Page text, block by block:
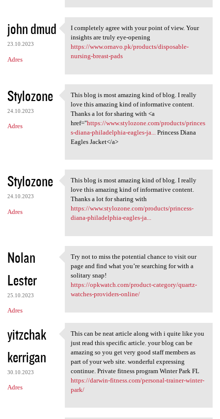
john dmud
23.10.2023
Adres
I completely agree with your
I completely agree with your point of view. Your
insights are truly eye-opening
https://www.ornavo.pk/products/disposable-
nursing-breast-pads
Stylozone
24.10.2023
Adres
This blog is most amazing
This blog is most amazing kind of blog. I really
love this amazing kind of informative content.
Thanks a lot for sharing with <a
href="https://www.stylozone.com/products/princes
s-diana-philadelphia-eagles-ja...
Princess Diana
Eagles Jacket</a>
Stylozone
24.10.2023
Adres
This blog is most amazing
This blog is most amazing kind of blog. I really
love this amazing kind of informative content.
Thanks a lot for sharing with
https://www.stylozone.com/products/princess-
diana-philadelphia-eagles-ja...
Nolan
Lester
25.10.2023
Adres
Try not to miss the potential
Try not to miss the potential chance to visit our
page and find what you’re searching for with a
solitary snap!
https://opkwatch.com/product-category/quartz-
watches-providers-online/
yitzchak
kerrigan
30.10.2023
Adres
This can be neat article
This can be neat article along with i quite like you
just read this specific article. your blog can be
amazing so you get very good staff members as
part of your web site. wonderful expressing
continue. Private fitness program Winter Park FL
https://darwin-fitness.com/personal-trainer-winter-
park/